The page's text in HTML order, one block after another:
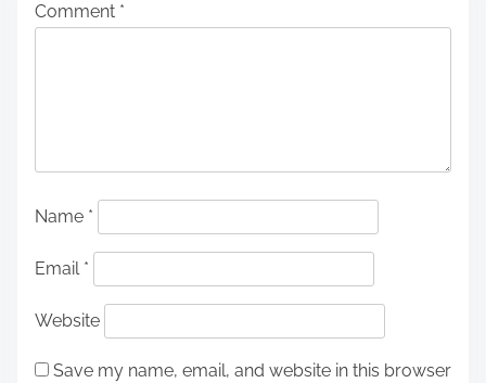
Comment *
Name *
Email *
Website
Save my name, email, and website in this browser